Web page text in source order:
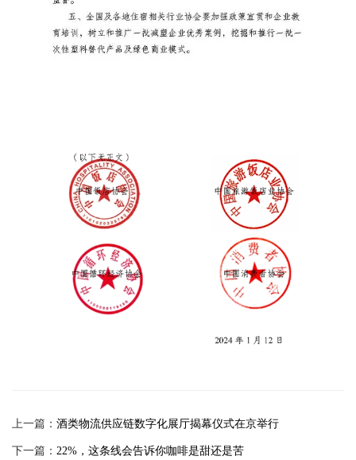
上一篇： 酒类物流供应链数字化展厅揭幕仪式在京举行
下一篇： 22%，这条线会告诉你咖啡是甜还是苦